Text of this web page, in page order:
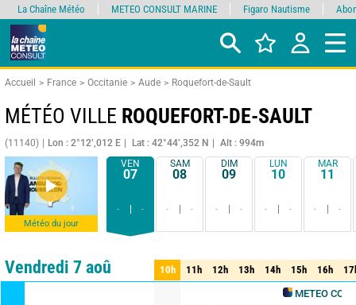
Accueil France Occitanie Aude Roquefort-de-Sault
MÉTÉO VILLE ROQUEFORT-DE-SAULT
(11140) Lon : 2°12’,012 E Lat : 42°44’,352 N Alt : 994m
Météo du jour
VEN
07
- -
SAM
08
- -
DIM
09
- -
LUN
10
- -
MAR
11
- -
Comparateur détaillé synthétique
Vendredi 7 aoû
METEO CONSULT
10h 11h 12h 13h 14h 15h 16h
10h 11h 12h 13h 14h 15h 16h
La Chaîne Météo METEO CONSULT MARINE Figaro Nautisme